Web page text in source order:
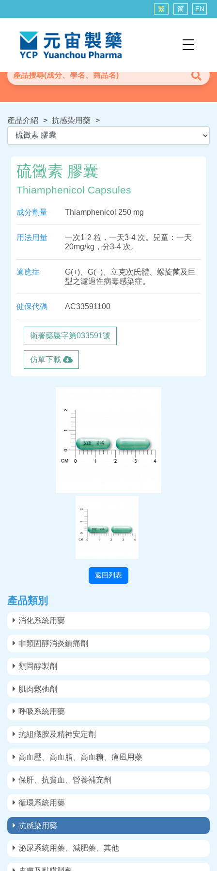
繁 简 EN
產品介紹 > 抗感染用藥 >
硫黴素 膠囊
Thiamphenicol Capsules
成分劑量 Thiamphenicol 250 mg
用法用量
一次1-2 粒，一天3-4 次。兒童：一天
20mg/kg，分3-4 次。
適應症
G(+)、G(−)、立克次氏體、螺旋菌及巨
型之濾過性病毒感染症。
健保代碼 AC33591100
衛署藥製字第033591號
仿單下載
返回列表
產品類別
消化系統用藥
非類固醇消炎鎮痛劑
類固醇製劑
肌肉鬆弛劑
呼吸系統用藥
抗組織胺及精神安定劑
高血壓、高血脂、高血糖、痛風用藥
保肝、抗貧血、營養補充劑
循環系統用藥
抗感染用藥
泌尿系統用藥、減肥藥、其他